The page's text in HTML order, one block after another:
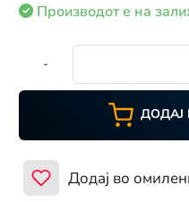
Производот е на
-
Додај во